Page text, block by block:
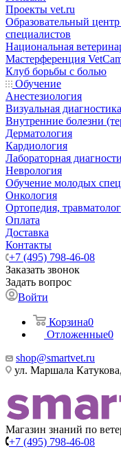
Проекты vet.ru
Образовательный
специалистов
Национальная
Мастерференция
Клуб борьбы с болью
Обучение
Анестезиология
Визуальная диагностика
Внутренние болезни
Дерматология
Кардиология
Лабораторная
Неврология
Обучение молодых
Онкология
Ортопедия,
Оплата
Доставка
Контакты
+7 (495) 798-46-08
Заказать звонок
Задать вопрос
Войти
Корзина0
Отложенные0
shop@smartvet.ru
ул. Маршала
Магазин знаний по
+7 (495) 798-46-08